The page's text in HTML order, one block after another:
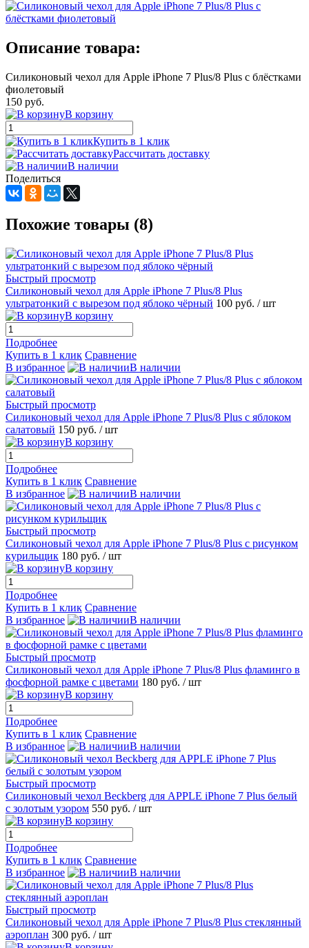
Описание товара:
Силиконовый чехол для Apple iPhone 7 Plus/8 Plus с блёстками
фиолетовый
150 руб.
В корзину
Купить в 1 клик
Рассчитать доставку
В наличии
Поделиться
Похожие товары (8)
Быстрый просмотр
Силиконовый чехол для Apple iPhone 7 Plus/8 Plus
ультратонкий с вырезом под яблоко чёрный 100 руб. / шт
В корзину
Подробнее
Купить в 1 клик Сравнение
В избранное
В наличии
Быстрый просмотр
Силиконовый чехол для Apple iPhone 7 Plus/8 Plus с яблоком
салатовый 150 руб. / шт
В корзину
Подробнее
Купить в 1 клик Сравнение
В избранное
В наличии
Быстрый просмотр
Силиконовый чехол для Apple iPhone 7 Plus/8 Plus с рисунком
курильщик 180 руб. / шт
В корзину
Подробнее
Купить в 1 клик Сравнение
В избранное
В наличии
Быстрый просмотр
Силиконовый чехол для Apple iPhone 7 Plus/8 Plus фламинго в
фосфорной рамке с цветами 180 руб. / шт
В корзину
Подробнее
Купить в 1 клик Сравнение
В избранное
В наличии
Быстрый просмотр
Силиконовый чехол Beckberg для APPLE iPhone 7 Plus белый
с золотым узором 550 руб. / шт
В корзину
Подробнее
Купить в 1 клик Сравнение
В избранное
В наличии
Быстрый просмотр
Силиконовый чехол для Apple iPhone 7 Plus/8 Plus стеклянный
аэроплан 300 руб. / шт